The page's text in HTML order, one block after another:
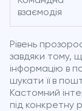
взаємодія
Рівень
завдяки тому,
інформацію в
шукати її в
Кастомний
під конкретну